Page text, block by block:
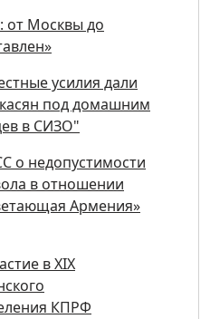
от Москвы до
усилия дали
под домашним
в СИЗО"
о недопустимости
в отношении
Армения»
в ХIХ
КПРФ